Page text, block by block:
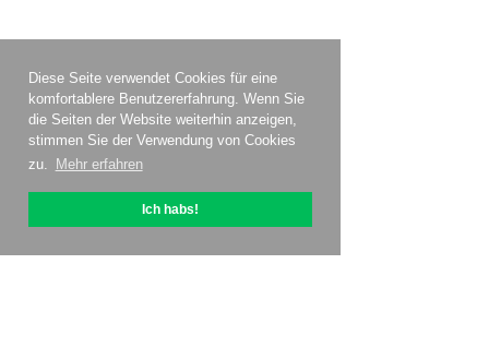
Diese Seite verwendet Cookies für eine
komfortablere Benutzererfahrung. Wenn Sie
die Seiten der Website weiterhin anzeigen,
stimmen Sie der Verwendung von Cookies
zu.
Mehr erfahren
Ich habs!